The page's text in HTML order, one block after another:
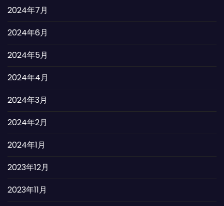
2024年7月
2024年6月
2024年5月
2024年4月
2024年3月
2024年2月
2024年1月
2023年12月
2023年11月